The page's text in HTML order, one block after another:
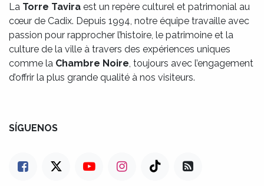
La Torre Tavira est un repère culturel et patrimonial au
cœur de Cadix. Depuis 1994, notre équipe travaille avec
passion pour rapprocher l’histoire, le patrimoine et la
culture de la ville à travers des expériences uniques
comme la Chambre Noire , toujours avec l’engagement
d’offrir la plus grande qualité à nos visiteurs.
SÍGUENOS